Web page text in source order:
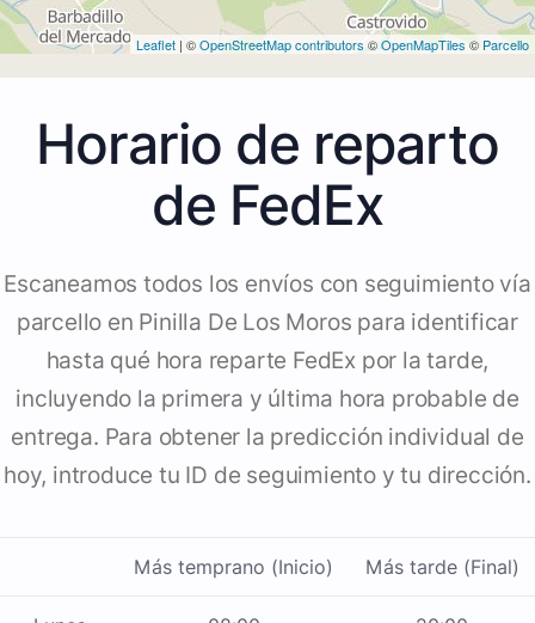
Leaflet | ©OpenStreetMap contributors ©OpenMapTiles © Parcello
Horario de reparto
de FedEx
Escaneamos todos los envíos con seguimiento vía
parcello en Pinilla De Los Moros para identificar
hasta qué hora reparte FedEx por la tarde,
incluyendo la primera y última hora probable de
entrega. Para obtener la predicción individual de
hoy, introduce tu ID de seguimiento y tu dirección.
Más temprano (Inicio) Más tarde (Final)